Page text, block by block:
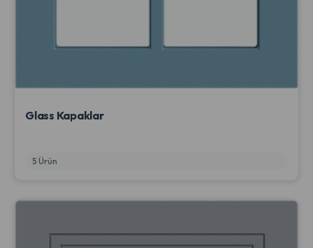
Glass Kapaklar
5 Ürün